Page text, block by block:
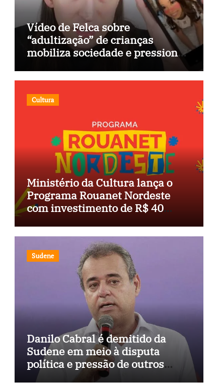
Vídeo de Felca sobre
“adultização” de crianças
mobiliza sociedade e pressiona
Cultura
Ministério da Cultura lança o
Programa Rouanet Nordeste
com investimento de R$ 40
Sudene
Danilo Cabral é demitido da
Sudene em meio à disputa
política e pressão de outros
estados